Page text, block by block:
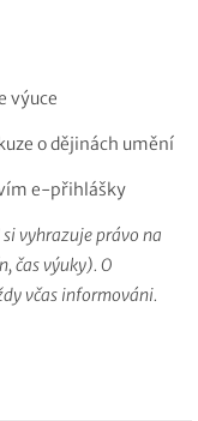
výuce
o dějinách umění
e-přihlášky
vyhrazuje právo na
čas výuky). O
včas informováni.